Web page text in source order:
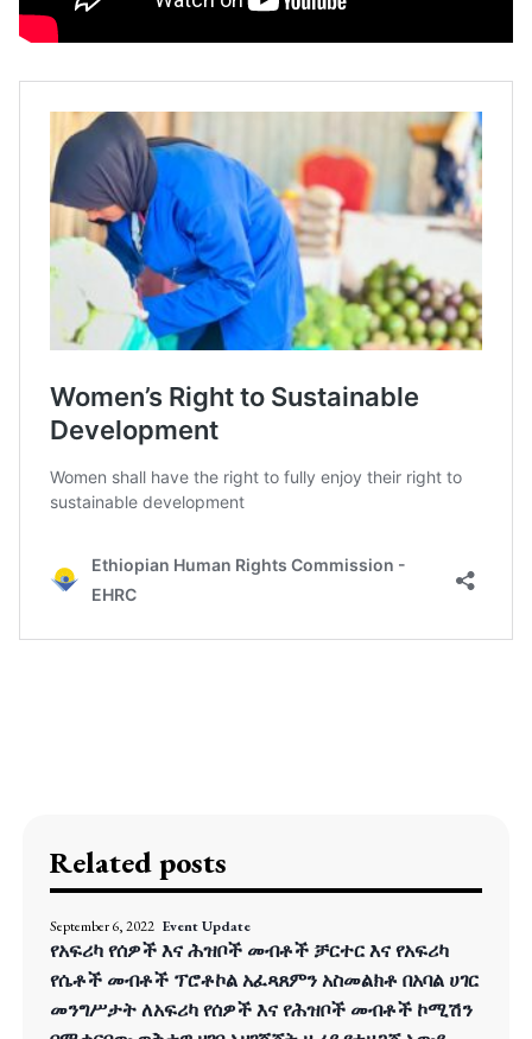
Related posts
September 6, 2022 Event Update
የአፍሪካ የሰዎች እና ሕዝቦች መብቶች ቻርተር እና የአፍሪካ
የሴቶች መብቶች ፕሮቶኮል አፈጻጸምን አስመልክቶ በአባል ሀገር
መንግሥታት ለአፍሪካ የሰዎች እና የሕዝቦች መብቶች ኮሚሽን